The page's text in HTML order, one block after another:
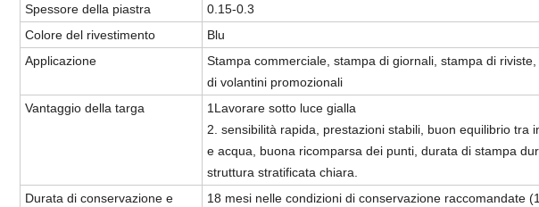
Spessore della piastra
0.15-0.3
Colore del rivestimento
Blu
Applicazione
Stampa commerciale, stampa di giornali, stampa di
di volantini promozionali
Vantaggio della targa
1Lavorare sotto luce gialla
2. sensibilità rapida, prestazioni stabili, buon equilibrio tra
e acqua, buona ricomparsa dei punti, durata di stampa
struttura stratificata chiara.
Durata di conservazione e
18 mesi nelle condizioni di conservazione raccomandate